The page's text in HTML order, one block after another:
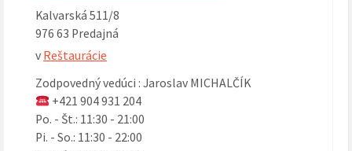
Kalvarská 511/8
976 63 Predajná
v Reštaurácie
Zodpovedný vedúci : Jaroslav MICHALČÍK
+421 904 931 204
Po. - Št.: 11:30 - 21:00
Pi. - So.: 11:30 - 22:00